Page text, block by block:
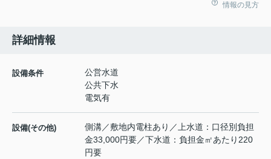
情報の見方
詳細情報
設備条件
公営水道
公共下水
電気有
設備(その他)
側溝／敷地内電柱あり／上水道：口径別負担
金33,000円要／下水道：負担金㎡あたり220
円要